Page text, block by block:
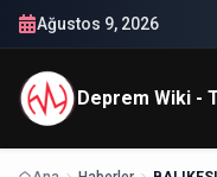
Ağustos 9, 2026
Deprem Wiki -